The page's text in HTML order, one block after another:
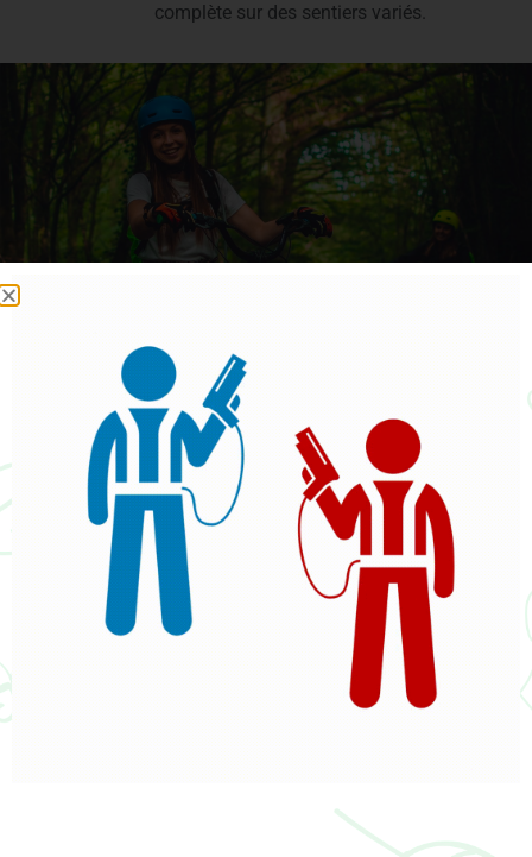
complète sur des sentiers variés.
Pour les particuliers mais aussi pour
les pros!